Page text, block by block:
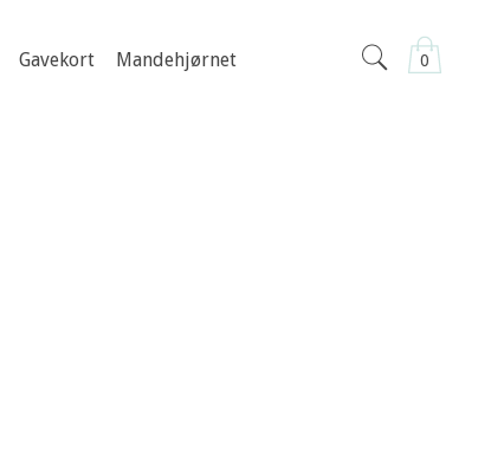
0
Gavekort
Mandehjørnet